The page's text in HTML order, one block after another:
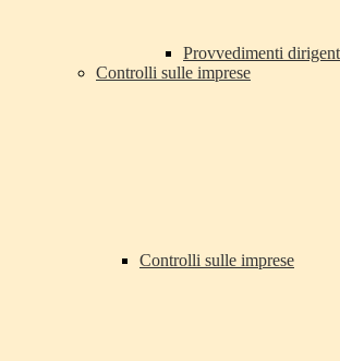
Provvedimenti
Controlli sulle imprese
Controlli sulle imprese